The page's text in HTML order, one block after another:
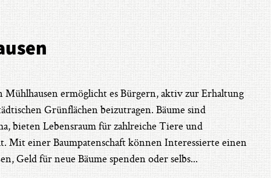
Mühlhausen ermöglicht es Bürgern, aktiv zur Erhaltung
Grünflächen beizutragen. Bäume sind
bieten Lebensraum für zahlreiche Tiere und
Mit einer Baumpatenschaft können Interessierte einen
Geld für neue Bäume spenden oder selbs...